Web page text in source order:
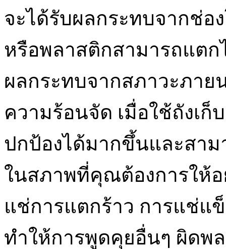
จะได้รับผลกระทบจากช่อ
หรือพลาสติกสามารถแต
ผลกระทบจากสภาวะภาย
ความร้อนจัด เมื่อใช้ถังเ
ปกป้องได้มากขึ้นและสา
ในสภาพที่คุณต้องการให้อ
แช่การแตกร้าว การแช่แ
ทำให้การพูดคุยอื่นๆ ผิดพ